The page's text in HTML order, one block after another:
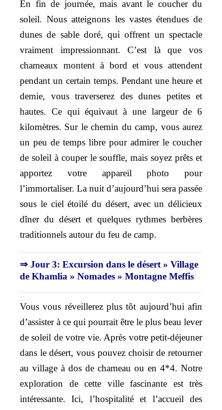
En fin de journée, mais avant le coucher du
soleil. Nous atteignons les vastes étendues de
dunes de sable doré, qui offrent un spectacle
vraiment impressionnant. C’est là que vos
chameaux montent à bord et vous attendent
pendant un certain temps. Pendant une heure et
demie, vous traverserez des dunes petites et
hautes. Ce qui équivaut à une largeur de 6
kilomètres. Sur le chemin du camp, vous aurez
un peu de temps libre pour admirer le coucher
de soleil à couper le souffle, mais soyez prêts et
apportez votre appareil photo pour
l’immortaliser. La nuit d’aujourd’hui sera passée
sous le ciel étoilé du désert, avec un délicieux
dîner du désert et quelques rythmes berbères
traditionnels autour du feu de camp.
⇒ Jour 3: Excursion dans le désert » Village
de Khamlia » Nomades » Montagne Meffis
Vous vous réveillerez plus tôt aujourd’hui afin
d’assister à ce qui pourrait être le plus beau lever
de soleil de votre vie. Après votre petit-déjeuner
dans le désert, vous pouvez choisir de retourner
au village à dos de chameau ou en 4*4. Notre
exploration de cette ville fascinante est très
intéressante. Ici, l’hospitalité et l’accueil des